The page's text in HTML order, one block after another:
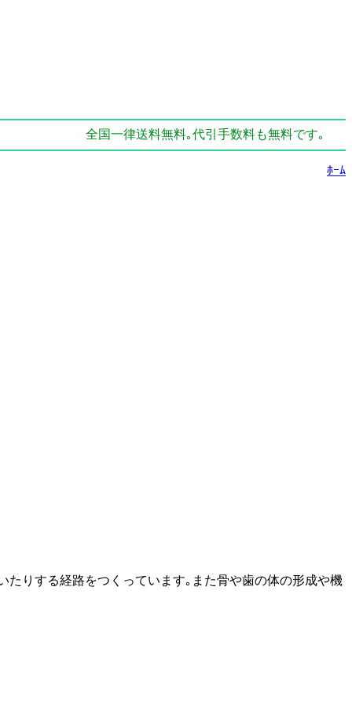
全国一律送料無料｡代引手数料も無料です｡
ﾎｰﾑ
たりする経路をつくっています｡また骨や歯の体の形成や機